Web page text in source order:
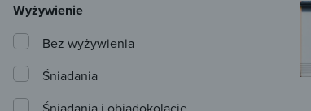
Wyżywienie
Bez wyżywienia
Śniadania